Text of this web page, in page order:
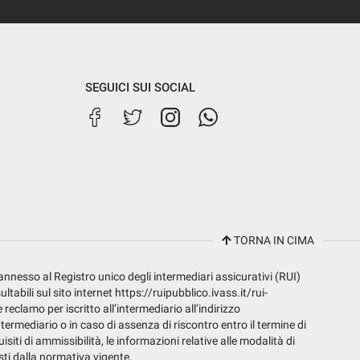
SEGUICI SUI SOCIAL
TORNA IN CIMA
al Registro unico degli intermediari assicurativi (RUI)
sul sito internet https://ruipubblico.ivass.it/rui-
per iscritto all’intermediario all’indirizzo
o in caso di assenza di riscontro entro il termine di
di ammissibilità, le informazioni relative alle modalità di
dalla normativa vigente.